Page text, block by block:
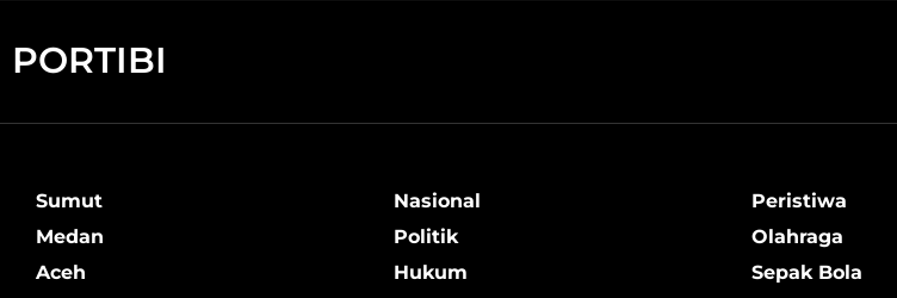
PORTIBI
Sumut
Medan
Aceh
Nasional
Politik
Hukum
Peristiwa
Olahraga
Sepak Bola